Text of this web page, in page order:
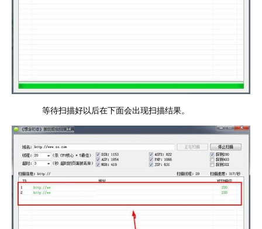
等待扫描好以后在下面会出现扫描结果。